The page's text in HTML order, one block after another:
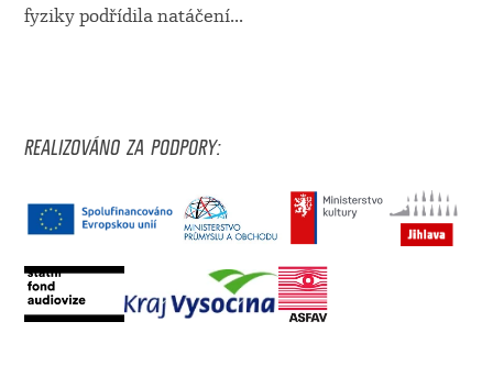
fyziky podřídila natáčení...
REALIZOVÁNO ZA PODPORY: